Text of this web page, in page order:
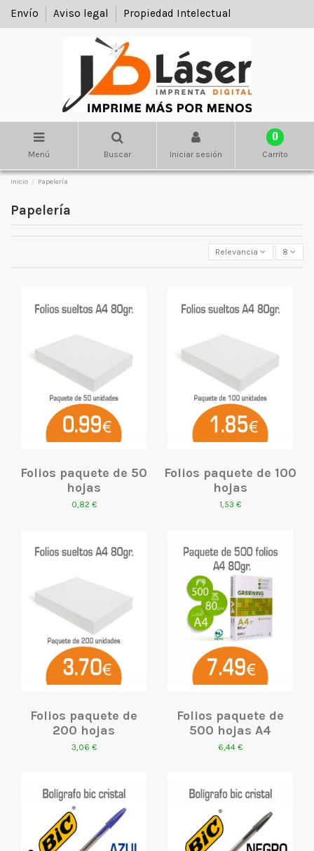
Envío Aviso legal Propiedad Intelectual
Menú Buscar Iniciar sesión
0
Carrito
Inicio Papelería
Papelería
Relevancia 8
Folios paquete de 50
hojas
0,82 €
Folios paquete de 100
hojas
1,53 €
Folios paquete de
200 hojas
3,06 €
Folios paquete de
500 hojas A4
6,44 €